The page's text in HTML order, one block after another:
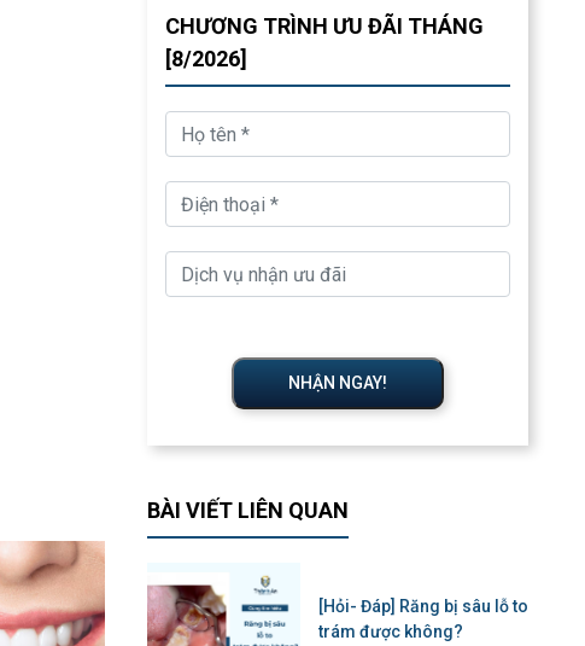
CHƯƠNG TRÌNH ƯU ĐÃI THÁNG
[8/2026]
NHẬN NGAY!
BÀI VIẾT LIÊN QUAN
[Hỏi- Đáp] Răng bị sâu lỗ to
trám được không?